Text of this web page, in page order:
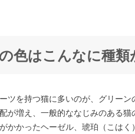
色はこんなに種類
ツを持つ猫に多いのが、グリーン
が増え、一般的ななじみのある猫
かかったヘーゼル、琥珀（こは